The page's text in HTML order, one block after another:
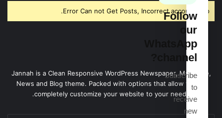
Error Can not Get Posts, Incorrect account info.
Jannah is a Clean Responsive WordPress Newspaper, Magazine,
News and Blog theme. Packed with options that allow you to
completely customize your website to your needs.
Follow
our
WhatsApp
channel?
Subscribe
to
receive
new